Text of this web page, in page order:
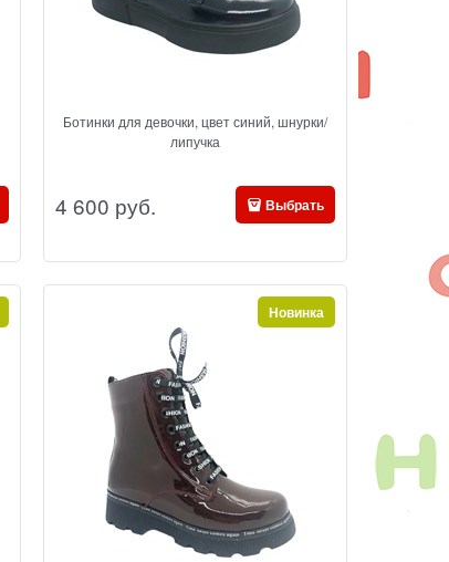
Ботинки для девочки, цвет синий, шнурки/
липучка
4 600 руб. Выбрать
Новинка